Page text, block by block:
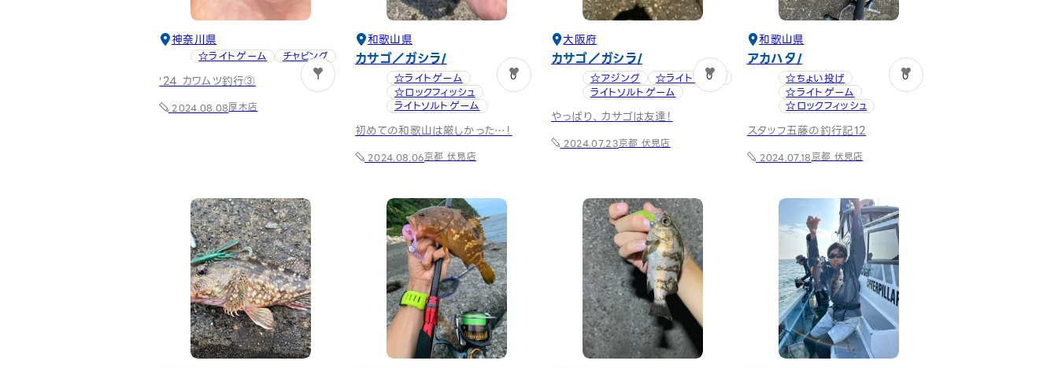
神奈川県
☆ライトゲーム チャビング
‘24 カワムツ釣行③
2024.08.08厚木店
1
和歌山県
カサゴ／ガシラ
☆ライトゲーム
☆ロックフィッシュ
ライトソルトゲーム
初めての和歌山は厳しかった…！
2024.08.06京都 伏見店
0
大阪府
カサゴ／ガシラ
☆アジング
☆ライトゲーム
ライトソルトゲーム
やっぱり、カサゴは友達！
2024.07.23京都 伏見店
0
和歌山県
アカハタ
☆ちょい投げ
☆ライトゲーム
☆ロックフィッシュ
スタッフ五藤の釣行記12
2024.07.18京都 伏見店
0